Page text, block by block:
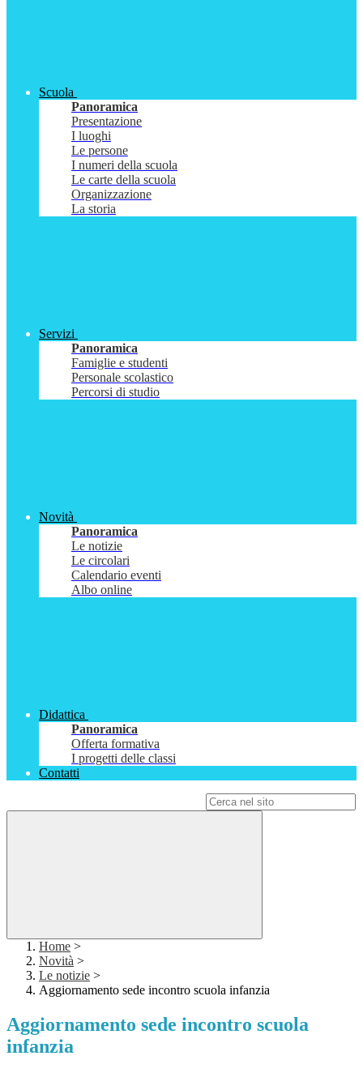
Scuola
Panoramica
Presentazione
I luoghi
Le persone
I numeri della scuola
Le carte della scuola
Organizzazione
La storia
Servizi
Panoramica
Famiglie e studenti
Personale scolastico
Percorsi di studio
Novità
Panoramica
Le notizie
Le circolari
Calendario eventi
Albo online
Didattica
Panoramica
Offerta formativa
I progetti delle classi
Contatti
Home >
Novità >
Le notizie >
Aggiornamento sede incontro scuola infanzia
Aggiornamento sede incontro scuola
infanzia